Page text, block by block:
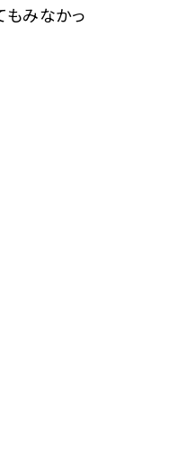
もみなかっ